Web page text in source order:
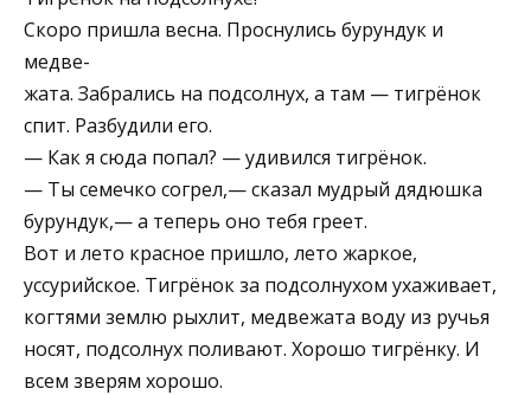
Скоро пришла весна. Проснулись бурундук и
медве-
жата. Забрались на подсолнух, а там — тигрёнок
спит. Разбудили его.
— Как я сюда попал? — удивился тигрёнок.
— Ты семечко согрел,— сказал мудрый дядюшка
бурундук,— а теперь оно тебя греет.
Вот и лето красное пришло, лето жаркое,
уссурийское. Тигрёнок за подсолнухом ухаживает,
когтями землю рыхлит, медвежата воду из ручья
носят, подсолнух поливают. Хорошо тигрёнку. И
всем зверям хорошо.